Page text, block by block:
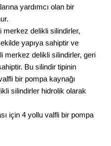
yardımcı olan bir
merkez delikli silindirler,
yapıya sahiptir ve
merkez delikli silindirler, geri
Bu silindir tipinin
bir pompa kaynağı
silindirler hidrolik olarak
için 4 yollu valfli bir pompa